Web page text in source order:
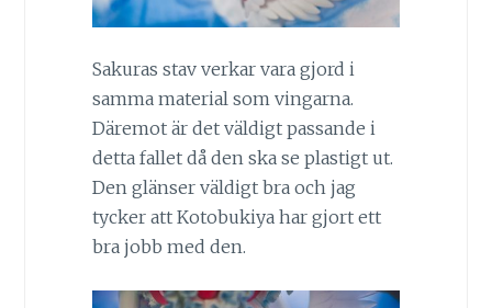
Sakuras stav verkar vara gjord i
samma material som vingarna.
Däremot är det väldigt passande i
detta fallet då den ska se plastigt ut.
Den glänser väldigt bra och jag
tycker att Kotobukiya har gjort ett
bra jobb med den.